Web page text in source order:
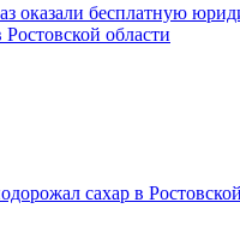
оказали бесплатную
области
сахар в